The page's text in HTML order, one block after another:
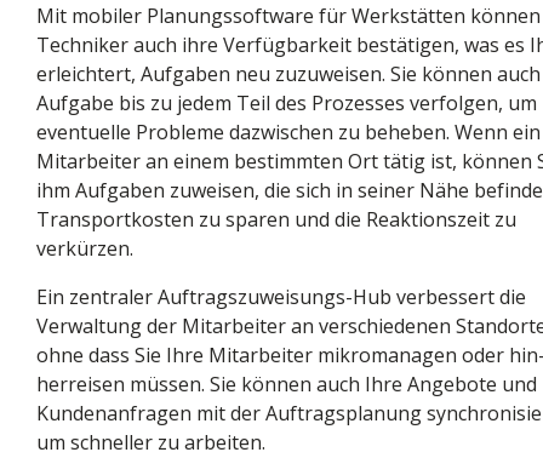
Mit mobiler Planungssoftware für Werkstätten
Techniker auch ihre Verfügbarkeit bestätigen, was es
erleichtert, Aufgaben neu zuzuweisen. Sie können
Aufgabe bis zu jedem Teil des Prozesses verfolgen, um
eventuelle Probleme dazwischen zu beheben. Wenn ein
Mitarbeiter an einem bestimmten Ort tätig ist, können
ihm Aufgaben zuweisen, die sich in seiner Nähe
Transportkosten zu sparen und die Reaktionszeit zu
verkürzen.
Ein zentraler Auftragszuweisungs-Hub verbessert die
Verwaltung der Mitarbeiter an verschiedenen
ohne dass Sie Ihre Mitarbeiter mikromanagen oder
herreisen müssen. Sie können auch Ihre Angebote und
Kundenanfragen mit der Auftragsplanung
um schneller zu arbeiten.